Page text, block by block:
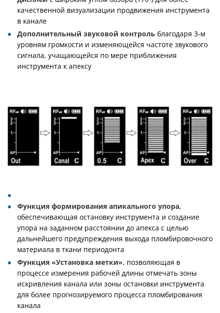
качественной визуализации продвижения инструмента
в канале
Дополнительный звуковой контроль благодаря 3-м
уровням громкости и изменяющейся частоте звукового
сигнала, учащающейся по мере приближения
инструмента к апексу
Функция формирования апикального упора,
обеспечивающая остановку инструмента и создание
упора на заданном расстоянии до апекса с целью
дальнейшего предупреждения выхода пломбировочного
материала в ткани периодонта
Функция «Установка метки», позволяющая в
процессе измерения рабочей длины отмечать зоны
искривления канала или зоны остановки инструмента
для более прогнозируемого процесса пломбирования
канала